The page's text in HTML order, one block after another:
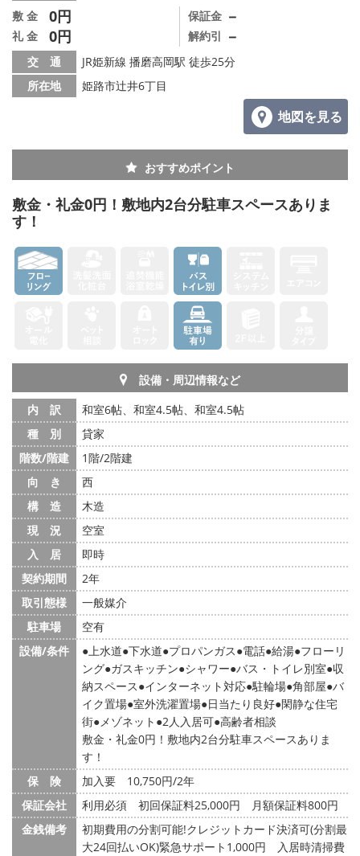
敷 金 0円
礼 金 0円
保証金 －
解約引 －
交 通
JR姫新線 播磨高岡駅 徒歩25分
所在地
姫路市辻井6丁目
地図を見る
おすすめポイント
敷金・礼金0円！敷地内2台分駐車スペースありま
す！
設備・周辺情報など
内 訳
和室6帖、和室4.5帖、和室4.5帖
種 別
貸家
階数/階建
1階/2階建
向 き
西
構 造
木造
現 況
空室
入 居
即時
契約期間
2年
取引態様
一般媒介
駐車場
空有
設備/条件
上水道 下水道 プロパンガス 電話 給湯 フローリ
ング ガスキッチン シャワー バス・トイレ別室 収
納スペース インターネット対応 駐輪場 角部屋 バ
イク置場 室外洗濯置場 日当たり良好 閑静な住宅
街 メゾネット 2人入居可 高齢者相談
敷金・礼金0円！敷地内2台分駐車スペースありま
す！
保 険
加入要 10,750円/2年
保証会社
利用必須 初回保証料25,000円 月額保証料800円
金銭備考
初期費用の分割可能!クレジットカード決済可(分割最
大24回払いOK)緊急サポート1,000円 入居時清掃費